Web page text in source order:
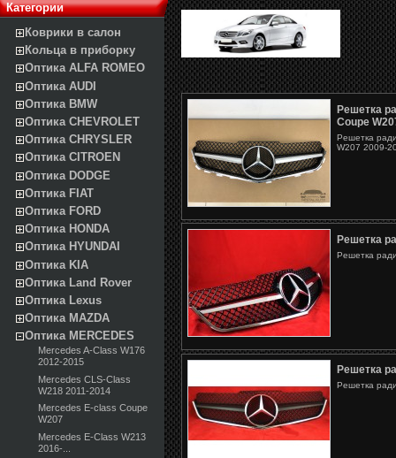
Категории
Коврики в салон
Кольца в приборку
Оптика ALFA ROMEO
Оптика AUDI
Оптика BMW
Оптика CHEVROLET
Оптика CHRYSLER
Оптика CITROEN
Оптика DODGE
Оптика FIAT
Оптика FORD
Оптика HONDA
Оптика HYUNDAI
Оптика KIA
Оптика Land Rover
Оптика Lexus
Оптика MAZDA
Оптика MERCEDES
Mercedes A-Class W176
2012-2015
Mercedes CLS-Class
W218 2011-2014
Mercedes E-class Coupe
W207
Mercedes E-Class W213
2016-...
Решетка
Coupe
Решетка
W207 2009-
Решетка
Решетка
Решетка
Решетка